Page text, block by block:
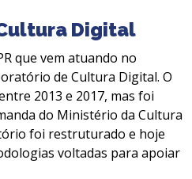
Digital
que vem atuando no
de Cultura Digital. O
2013 e 2017, mas foi
do Ministério da Cultura
foi restruturado e hoje
voltadas para apoiar